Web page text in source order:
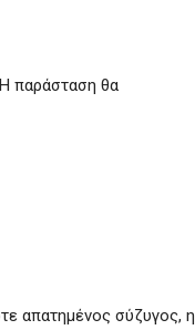
παράσταση θα
απατημένος σύζυγος, η